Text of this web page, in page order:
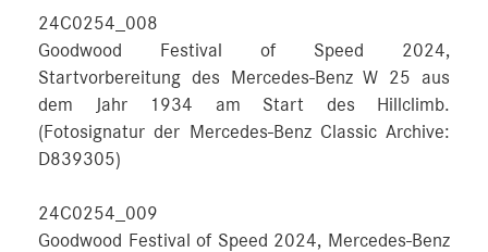
24C0254_008
Goodwood Festival of Speed 2024,
Startvorbereitung des Mercedes-Benz W 25 aus
dem Jahr 1934 am Start des Hillclimb.
(Fotosignatur der Mercedes-Benz Classic Archive:
D839305)
24C0254_009
Goodwood Festival of Speed 2024, Mercedes-Benz